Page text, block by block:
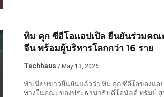
ทิม คุก ซีอีโอแอปเปิล ยืนยันร่วมคณ
จีน พร้อมผู้บริหารโลกกว่า 16 ราย
Techhaus / May 13, 2026
ทำเนียบขาวยืนยันแล้วว่า ทิม คุก ซีอีโอของแอ
ทางในคณะของประธานาธิบดีโดนัลด์ ทรัมป์ สู่